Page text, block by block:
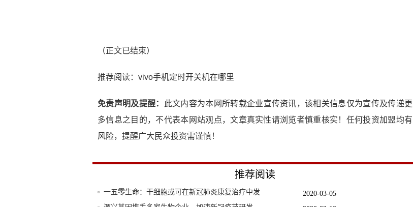
（正文已结束）
推荐阅读： vivo手机定时开关机在哪里
免责声明及提醒：
此文内容为本网所转载企业宣传资讯，该相关信息仅为宣传及传递更
多信息之目的，不代表本网站观点，文章真实性请浏览者慎重核实！任何投资加盟均有
风险，提醒广大民众投资需谨慎！
推荐阅读
2020-03-05
一五零生命：干细胞或可在新冠肺炎康复治疗中发